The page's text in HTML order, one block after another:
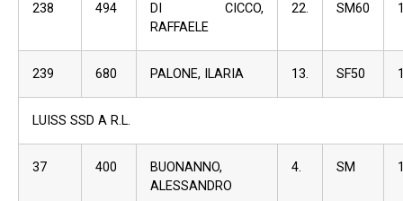
238 494
DI CICCO,
RAFFAELE
22. SM60
239 680 PALONE, ILARIA 13. SF50
LUISS SSD A R.L.
37 400
BUONANNO,
ALESSANDRO
4. SM